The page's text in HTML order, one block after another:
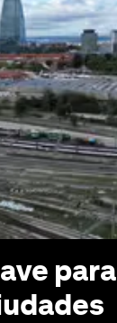
para